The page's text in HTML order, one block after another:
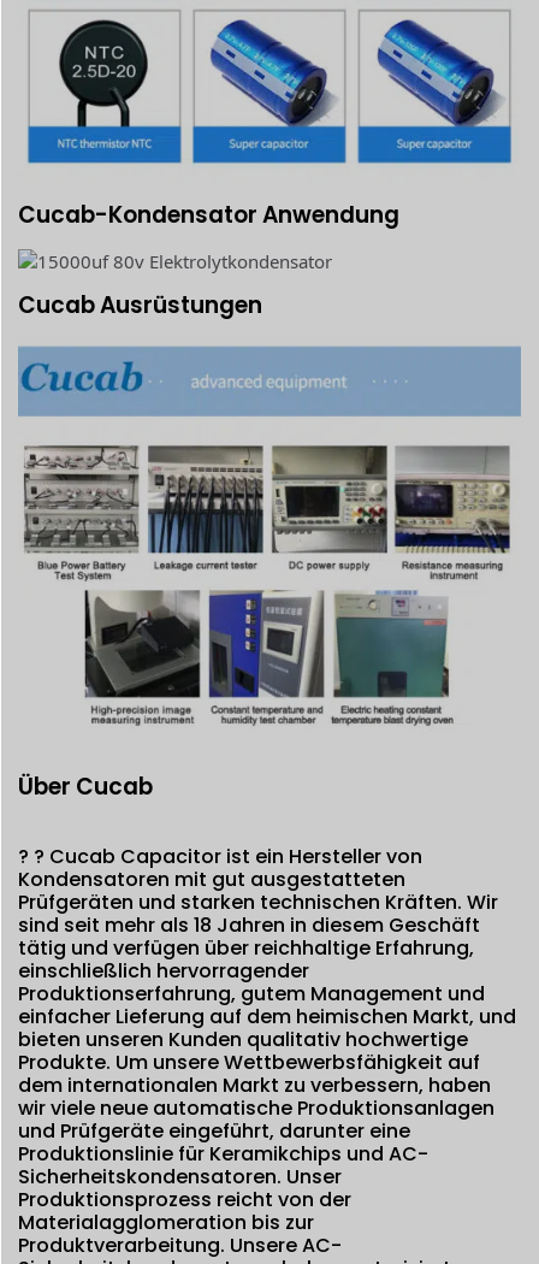
Cucab-Kondensator Anwendung
Cucab Ausrüstungen
Über Cucab
? ? Cucab Capacitor ist ein Hersteller von
Kondensatoren mit gut ausgestatteten
Prüfgeräten und starken technischen Kräften. Wir
sind seit mehr als 18 Jahren in diesem Geschäft
tätig und verfügen über reichhaltige Erfahrung,
einschließlich hervorragender
Produktionserfahrung, gutem Management und
einfacher Lieferung auf dem heimischen Markt, und
bieten unseren Kunden qualitativ hochwertige
Produkte. Um unsere Wettbewerbsfähigkeit auf
dem internationalen Markt zu verbessern, haben
wir viele neue automatische Produktionsanlagen
und Prüfgeräte eingeführt, darunter eine
Produktionslinie für Keramikchips und AC-
Sicherheitskondensatoren. Unser
Produktionsprozess reicht von der
Materialagglomeration bis zur
Produktverarbeitung. Unsere AC-